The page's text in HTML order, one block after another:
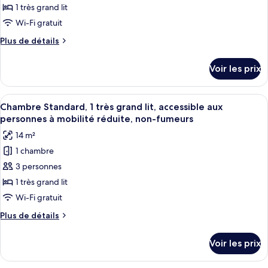
double,
non-
fumeurs
ce
type
chambre :
très
grand
lit,
non-
fumeurs
1 très grand lit
Wi-Fi gratuit
Plus de détails
Plus
le
type
de
chambre
Chambre
Supérieure,
très
grand
lit,
fumeurs
Voir les prix
Afficher
toutes
les
photos
pour
ce
type
de
chambre :
Chambre
1
Une chambre d’hôtel avec un
5
Chambre Standard, 1 très grand lit, accessible aux
personnes à mobilité réduite, non-fumeurs
14 m²
1 chambre
3 personnes
1 très grand lit
Wi-Fi gratuit
Plus de détails
Plus
le
Voir les prix